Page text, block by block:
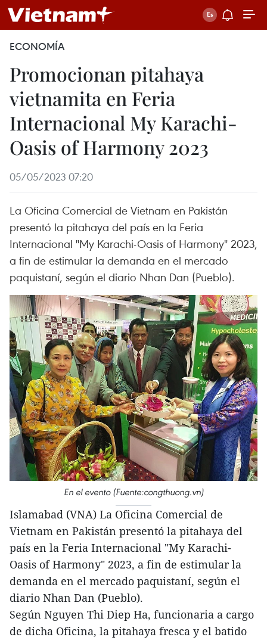
ECONOMÍA
Promocionan pitahaya
vietnamita en Feria
Internacional My Karachi-
Oasis of Harmony 2023
05/05/2023 07:20
La Oficina Comercial de Vietnam en Pakistán
presentó la pitahaya del país en la Feria
Internacional "My Karachi-Oasis of Harmony" 2023,
a fin de estimular la demanda en el mercado
paquistaní, según el diario Nhan Dan (Pueblo).
En el evento (Fuente:congthuong.vn)
Islamabad (VNA) La Oficina Comercial de
Vietnam en Pakistán presentó la pitahaya del
país en la Feria Internacional "My Karachi-
Oasis of Harmony" 2023, a fin de estimular la
demanda en el mercado paquistaní, según el
diario Nhan Dan (Pueblo).
Según Nguyen Thi Diep Ha, funcionaria a cargo
de dicha Oficina, la pitahaya fresca y el batido